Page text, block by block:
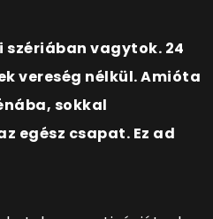
szériában vagytok. 24
vereség nélkül. Amióta
sokkal
egész csapat. Ez ad